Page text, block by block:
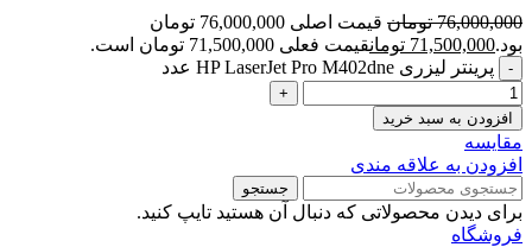
76,000,000 تومان
قیمت اصلی 76,000,000 تومان
بود.71,500,000 تومانقیمت فعلی 71,500,000 تومان است.
پرینتر لیزری HP LaserJet Pro M402dne عدد
افزودن به سبد خرید
مقايسه
افزودن به علاقه مندی
جستجو
برای دیدن محصولاتی که دنبال آن هستید تایپ کنید.
فروشگاه